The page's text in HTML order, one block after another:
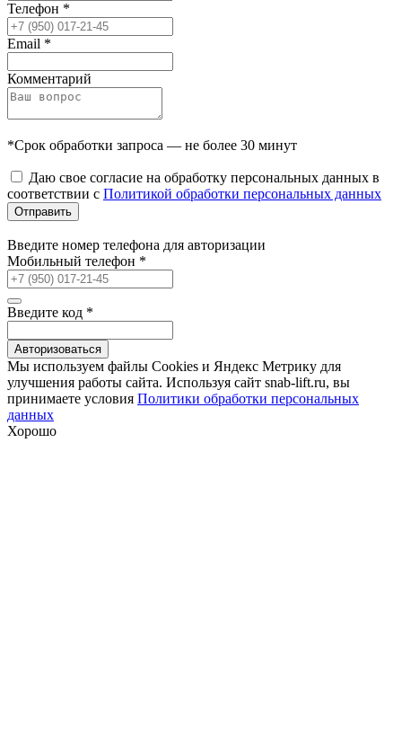
Телефон *
Email *
Комментарий
*Срок обработки запроса — не более 30 минут
Даю свое согласие на обработку персональных данных в
соответствии с Политикой обработки персональных данных
Отправить
Введите номер телефона для авторизации
Мобильный телефон *
Введите код *
Авторизоваться
Мы используем файлы Сookies и Яндекс Метрику для
улучшения работы сайта. Используя сайт snab-lift.ru, вы
принимаете условия Политики обработки персональных
данных
Хорошо